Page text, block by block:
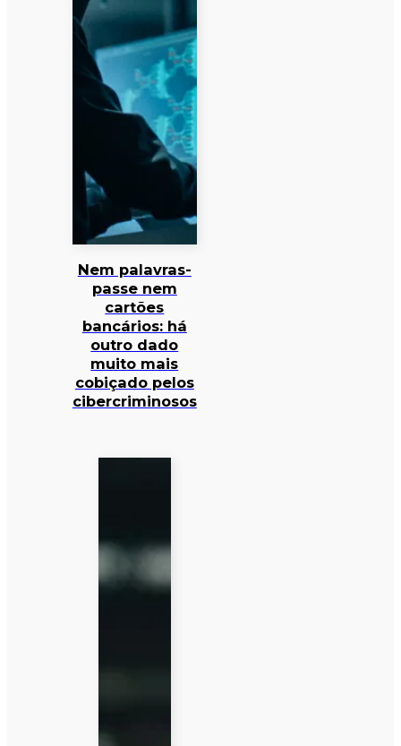
Nem palavras-
passe nem
cartões
bancários: há
outro dado
muito mais
cobiçado pelos
cibercriminosos